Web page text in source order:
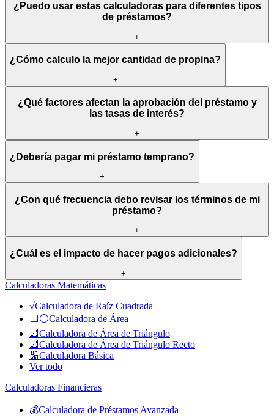
¿Puedo usar estas calculadoras para diferentes tipos
de préstamos?
+
¿Cómo calculo la mejor cantidad de propina?
+
¿Qué factores afectan la aprobación del préstamo y
las tasas de interés?
+
¿Debería pagar mi préstamo temprano?
+
¿Con qué frecuencia debo revisar los términos de mi
préstamo?
+
¿Cuál es el impacto de hacer pagos adicionales?
+
Calculadoras Matemáticas
√Calculadora de Raíz Cuadrada
⬜⚪Calculadora de Área
📐Calculadora de Área de Triángulo
📐Calculadora de Área de Triángulo Recto
🔢Calculadora Básica
Ver todo
Calculadoras Financieras
💰Calculadora de Préstamos Avanzada